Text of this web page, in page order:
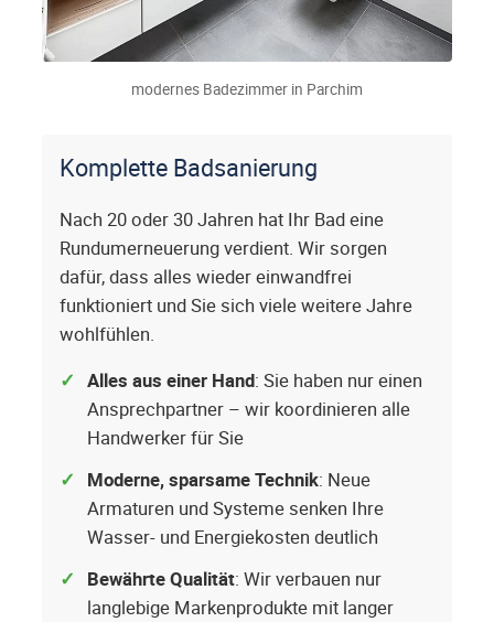
modernes Badezimmer in Parchim
Komplette Badsanierung
Nach 20 oder 30 Jahren hat Ihr Bad eine
Rundumerneuerung verdient. Wir sorgen
dafür, dass alles wieder einwandfrei
funktioniert und Sie sich viele weitere Jahre
wohlfühlen.
Alles aus einer Hand: Sie haben nur einen
Ansprechpartner – wir koordinieren alle
Handwerker für Sie
Moderne, sparsame Technik: Neue
Armaturen und Systeme senken Ihre
Wasser- und Energiekosten deutlich
Bewährte Qualität: Wir verbauen nur
langlebige Markenprodukte mit langer